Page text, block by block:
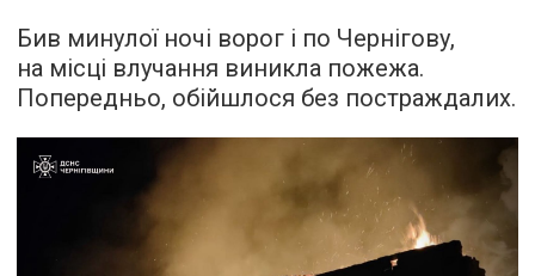
Бив минулої ночі ворог і по Чернігову,
на місці влучання виникла пожежа.
Попередньо, обійшлося без постраждалих.